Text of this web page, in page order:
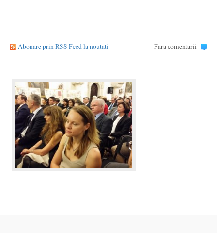
Abonare prin RSS Feed la noutati Fara comentarii